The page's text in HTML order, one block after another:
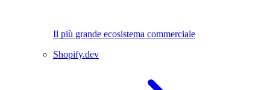
Il più grande ecosistema commerciale
Shopify.dev